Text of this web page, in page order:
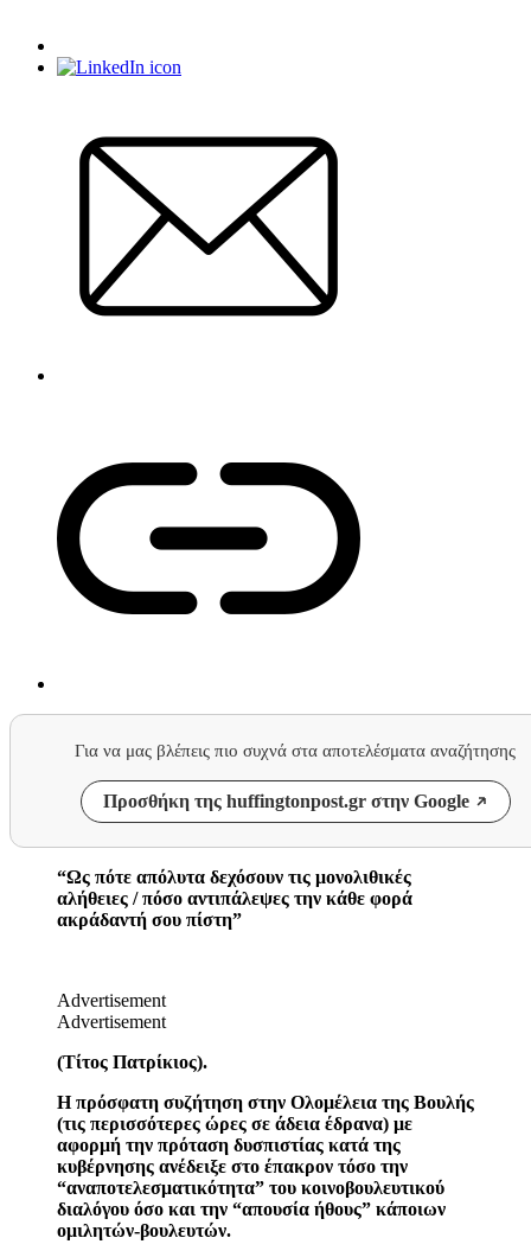
Για να μας βλέπεις πιο συχνά στα αποτελέσματα αναζήτησης
Προσθήκη της huffingtonpost.gr στην Google
“Ως πότε απόλυτα δεχόσουν τις μονολιθικές
αλήθειες / πόσο αντιπάλεψες την κάθε φορά
ακράδαντή σου πίστη”
Advertisement
Advertisement
(Τίτος Πατρίκιος).
Η πρόσφατη συζήτηση στην Ολομέλεια της Βουλής
(τις περισσότερες ώρες σε άδεια έδρανα) με
αφορμή την πρόταση δυσπιστίας κατά της
κυβέρνησης ανέδειξε στο έπακρον τόσο την
“αναποτελεσματικότητα” του κοινοβουλευτικού
διαλόγου όσο και την “απουσία ήθους” κάποιων
ομιλητών-βουλευτών.